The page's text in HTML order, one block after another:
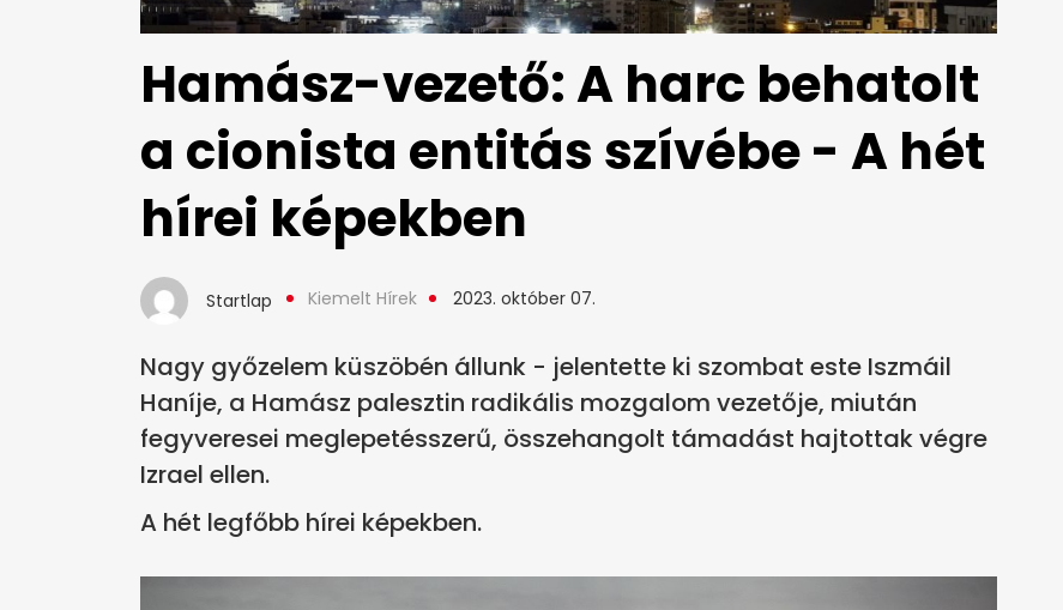
Hamász-vezető: A harc behatolt
a cionista entitás szívébe - A hét
hírei képekben
Startlap Kiemelt Hírek 2023. október 07.
Nagy győzelem küszöbén állunk - jelentette ki szombat este Iszmáil
Haníje, a Hamász palesztin radikális mozgalom vezetője, miután
fegyveresei meglepetésszerű, összehangolt támadást hajtottak végre
Izrael ellen.
A hét legfőbb hírei képekben.